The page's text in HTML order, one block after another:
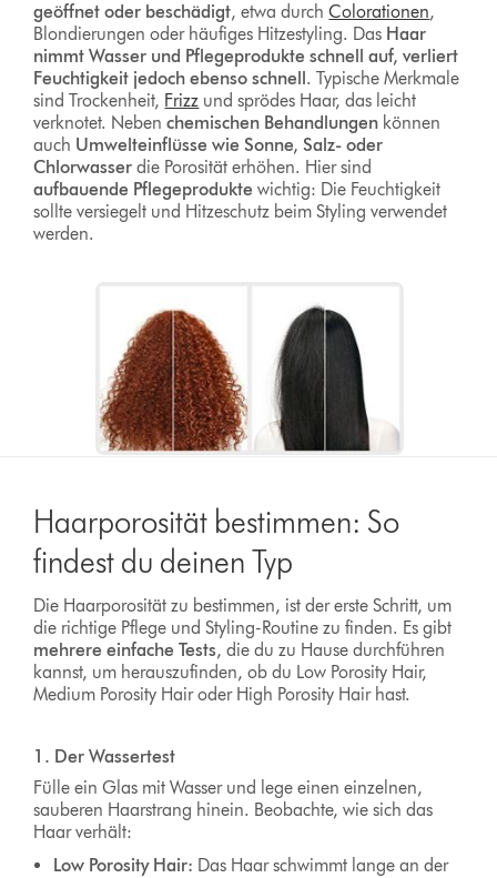
geöffnet oder beschädigt, etwa durchColorationen,
Blondierungen oder häufiges Hitzestyling. Das Haar
nimmt Wasser und Pflegeprodukte schnell auf, verliert
Feuchtigkeit jedoch ebenso schnell. Typische Merkmale
sind Trockenheit, Frizz und sprödes Haar, das leicht
verknotet. Nebenchemischen Behandlungen können
auch Umwelteinflüsse wie Sonne, Salz- oder
Chlorwasser die Porosität erhöhen. Hier sind
aufbauende Pflegeproduktewichtig: Die Feuchtigkeit
sollte versiegelt und Hitzeschutz beim Styling verwendet
werden.
Haarporosität bestimmen: So
findest du deinen Typ
Die Haarporosität zu bestimmen, ist der erste Schritt, um
die richtige Pflege und Styling-Routine zu finden. Es gibt
mehrere einfache Tests, die du zu Hause durchführen
kannst, um herauszufinden, ob du Low Porosity Hair,
Medium Porosity Hair oder High Porosity Hair hast.
1. Der Wassertest
Fülle ein Glas mit Wasser und lege einen einzelnen,
sauberen Haarstrang hinein. Beobachte, wie sich das
Haar verhält:
Low Porosity Hair: Das Haar schwimmt lange an der